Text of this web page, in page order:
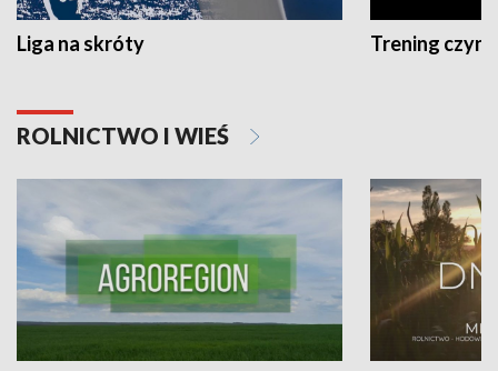
Liga na skróty Trening czyni
ROLNICTWO I WIEŚ